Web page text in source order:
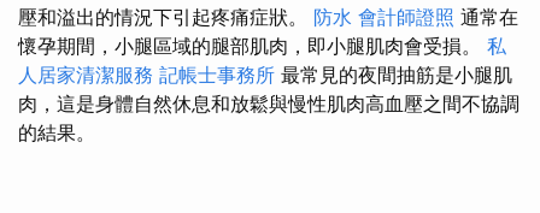
壓和溢出的情況下引起疼痛症狀。 防水 會計師證照 通常在
懷孕期間，小腿區域的腿部肌肉，即小腿肌肉會受損。 私
人居家清潔服務 記帳士事務所 最常見的夜間抽筋是小腿肌
肉，這是身體自然休息和放鬆與慢性肌肉高血壓之間不協調
的結果。